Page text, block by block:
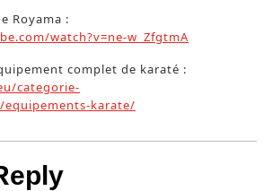
Royama :
watch?v=ne-w_ZfgtmA
complet de karaté :
categorie-
karate/